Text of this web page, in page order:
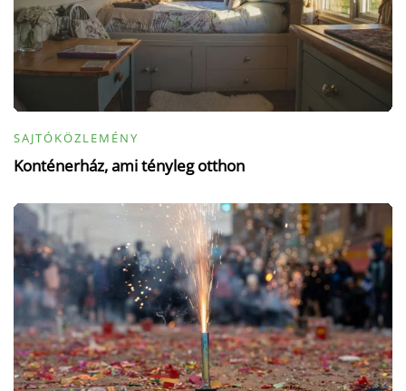
SAJTÓKÖZLEMÉNY
Konténerház, ami tényleg otthon